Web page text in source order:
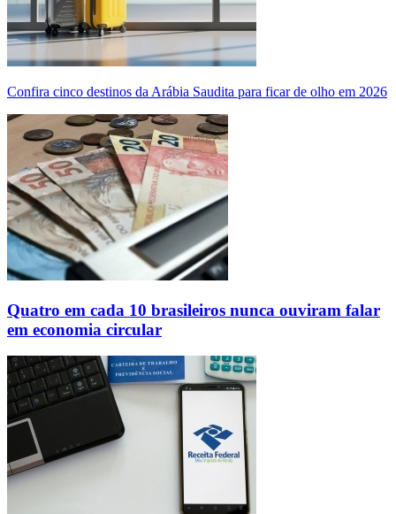
Confira cinco destinos da Arábia Saudita para ficar de olho em 2026
Quatro em cada 10 brasileiros nunca ouviram falar
em economia circular